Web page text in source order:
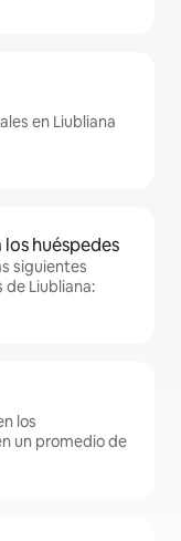
en Liubliana
huéspedes
siguientes
de Liubliana:
los
un promedio de